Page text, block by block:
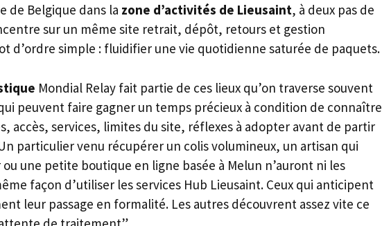
de Belgique dans la zone d’activités de Lieusaint, à deux pas de
sur un même site retrait, dépôt, retours et gestion
d’ordre simple : fluidifier une vie quotidienne saturée de paquets.
Mondial Relay fait partie de ces lieux qu’on traverse souvent
peuvent faire gagner un temps précieux à condition de connaître
accès, services, limites du site, réflexes à adopter avant de partir
particulier venu récupérer un colis volumineux, un artisan qui
une petite boutique en ligne basée à Melun n’auront ni les
façon d’utiliser les services Hub Lieusaint. Ceux qui anticipent
leur passage en formalité. Les autres découvrent assez vite ce